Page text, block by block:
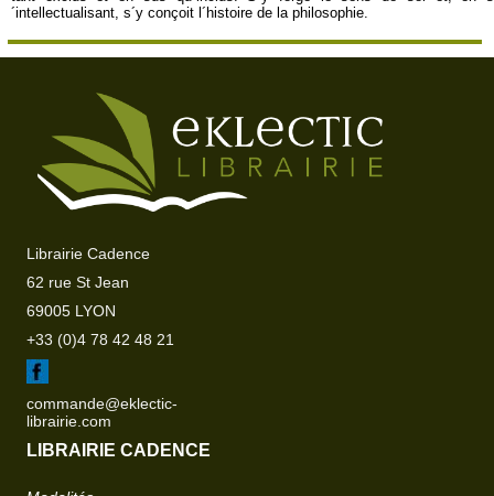
´intellectualisant, s´y conçoit l´histoire de la philosophie.
Librairie Cadence
62 rue St Jean
69005 LYON
+33 (0)4 78 42 48 21
commande@eklectic-
librairie.com
LIBRAIRIE CADENCE